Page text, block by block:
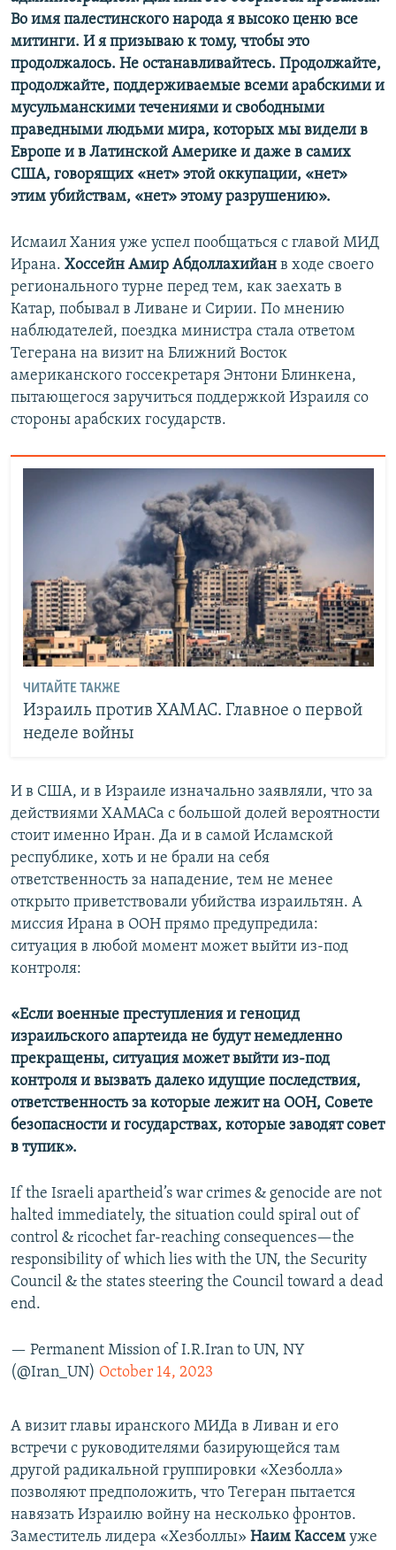
Во имя палестинского народа я высоко ценю все
митинги. И я призываю к тому, чтобы это
продолжалось. Не останавливайтесь. Продолжайте,
продолжайте, поддерживаемые всеми арабскими и
мусульманскими течениями и свободными
праведными людьми мира, которых мы видели в
Европе и в Латинской Америке и даже в самих
США, говорящих «нет» этой оккупации, «нет»
этим убийствам, «нет» этому разрушению».
Исмаил Хания уже успел пообщаться с главой МИД
Ирана. Хоссейн Амир Абдоллахийан в ходе своего
регионального турне перед тем, как заехать в
Катар, побывал в Ливане и Сирии. По мнению
наблюдателей, поездка министра стала ответом
Тегерана на визит на Ближний Восток
американского госсекретаря Энтони Блинкена,
пытающегося заручиться поддержкой Израиля со
стороны арабских государств.
ЧИТАЙТЕ ТАКЖЕ
Израиль против ХАМАС. Главное о первой
неделе войны
И в США, и в Израиле изначально заявляли, что за
действиями ХАМАСа с большой долей вероятности
стоит именно Иран. Да и в самой Исламской
республике, хоть и не брали на себя
ответственность за нападение, тем не менее
открыто приветствовали убийства израильтян. А
миссия Ирана в ООН прямо предупредила:
ситуация в любой момент может выйти из-под
контроля:
«Если военные преступления и геноцид
израильского апартеида не будут немедленно
прекращены, ситуация может выйти из-под
контроля и вызвать далеко идущие последствия,
ответственность за которые лежит на ООН, Совете
безопасности и государствах, которые заводят совет
в тупик».
If the Israeli apartheid’s war crimes & genocide are not
halted immediately, the situation could spiral out of
control & ricochet far-reaching consequences—the
responsibility of which lies with the UN, the Security
Council & the states steering the Council toward a dead
end.
— Permanent Mission of I.R.Iran to UN, NY
(@Iran_UN) October 14, 2023
А визит главы иранского МИДа в Ливан и его
встречи с руководителями базирующейся там
другой радикальной группировки «Хезболла»
позволяют предположить, что Тегеран пытается
навязать Израилю войну на несколько фронтов.
Заместитель лидера «Хезболлы» Наим Кассем уже